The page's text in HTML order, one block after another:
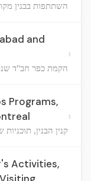
השתתפות בבנין
and
הקמת כפר חב"ד שני
›
Programs,
קנין הבנין,
›
Activities,